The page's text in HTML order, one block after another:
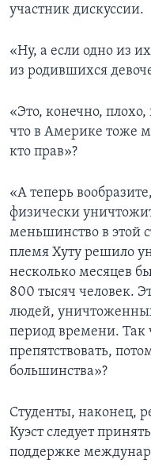
участник дискуссии.
«Ну, а если одно из
из родившихся
«Это, конечно,
что в Америке тоже
кто прав»?
«А теперь
физически
меньшинство в этой
племя Хуту решило
несколько месяцев
800 тысяч человек.
людей,
период времени. Так
препятствовать,
большинства»?
Студенты, наконец,
Куэст следует
поддержке